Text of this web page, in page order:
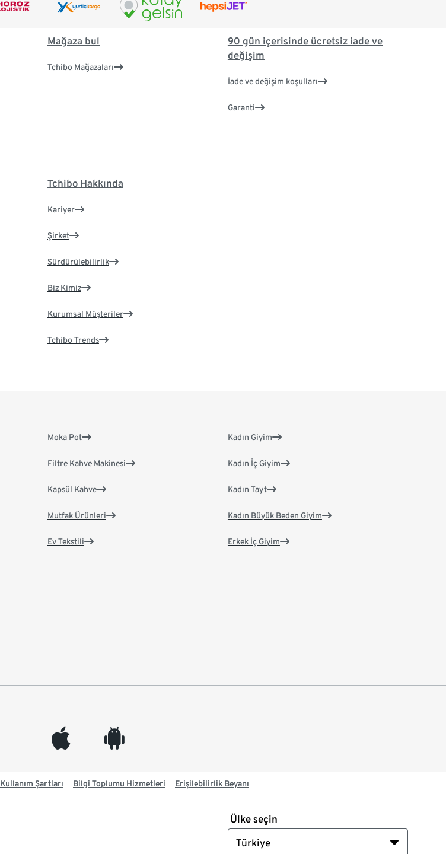
Mağaza bul
Tchibo Mağazaları
90 gün içerisinde ücretsiz iade ve
değişim
İade ve değişim koşulları
Garanti
Tchibo Hakkında
Kariyer
Şirket
Sürdürülebilirlik
Biz Kimiz
Kurumsal Müşteriler
Tchibo Trends
Moka Pot
Filtre Kahve Makinesi
Kapsül Kahve
Mutfak Ürünleri
Ev Tekstili
Kadın Giyim
Kadın İç Giyim
Kadın Tayt
Kadın Büyük Beden Giyim
Erkek İç Giyim
appleinc android
Kullanım Şartları Bilgi Toplumu Hizmetleri Erişilebilirlik Beyanı
Ülke seçin
Türkiye